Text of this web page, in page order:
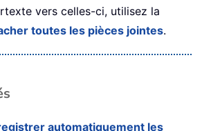
vers celles-ci, utilisez la
toutes les pièces jointes.
automatiquement les